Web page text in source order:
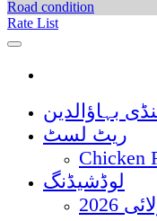
Road condition
Rate List
بہاؤالدین
ریٹ لسٹ
Chicken
لوڈشیڈنگ
2026